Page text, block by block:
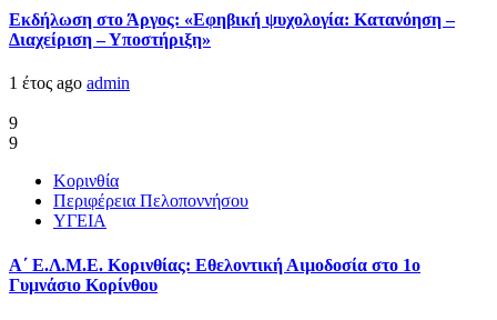
Εκδήλωση στο Άργος: «Εφηβική ψυχολογία: Κατανόηση –
Διαχείριση – Υποστήριξη»
1 έτος ago admin
9
9
Κορινθία
Περιφέρεια Πελοποννήσου
ΥΓΕΙΑ
Α΄ Ε.Λ.Μ.Ε. Κορινθίας: Εθελοντική Αιμοδοσία στο 1ο
Γυμνάσιο Κορίνθου